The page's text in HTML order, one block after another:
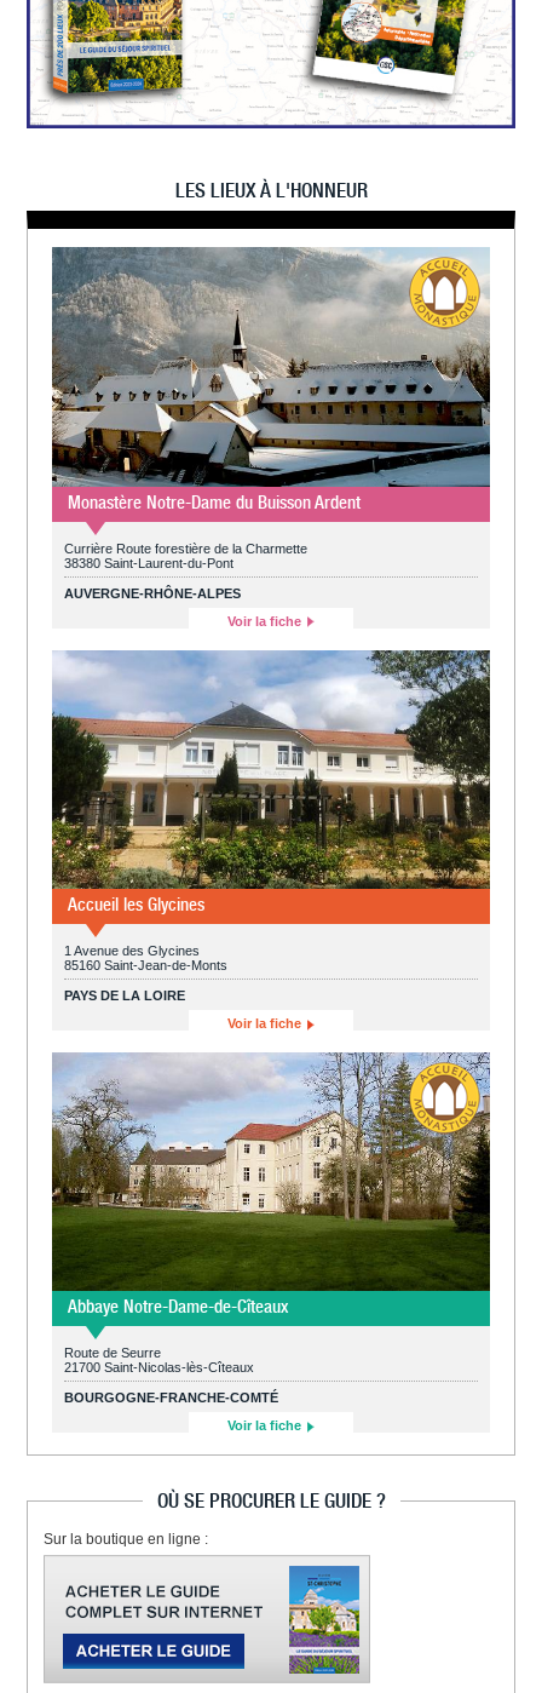
LES LIEUX À L'HONNEUR
Monastère Notre-Dame du Buisson Ardent
Currière Route forestière de la Charmette
38380 Saint-Laurent-du-Pont
AUVERGNE-RHÔNE-ALPES
Voir la fiche
Accueil les Glycines
1 Avenue des Glycines
85160 Saint-Jean-de-Monts
PAYS DE LA LOIRE
Voir la fiche
Abbaye Notre-Dame-de-Cîteaux
Route de Seurre
21700 Saint-Nicolas-lès-Cîteaux
BOURGOGNE-FRANCHE-COMTÉ
Voir la fiche
OÙ SE PROCURER LE GUIDE ?
Sur la boutique en ligne :